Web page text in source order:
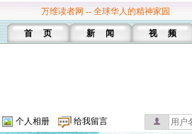
万维读者网 -- 全球华人的精神家园
首 页 新 闻 视 频
个人相册 给我留言